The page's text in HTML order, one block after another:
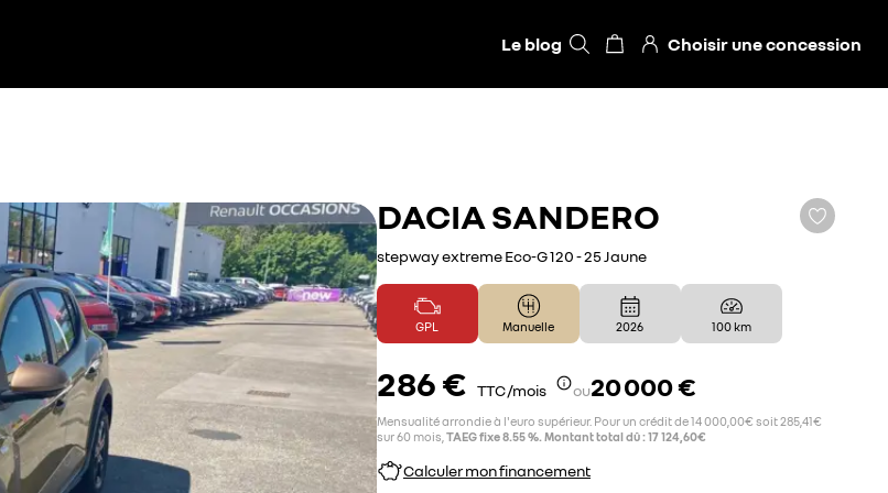
Le blog Choisir une concession
DACIASANDERO
stepway extreme Eco-G 120 - 25 Jaune
GPL Manuelle 2026 100 km
286 € TTC /mois ou20 000 €
Mensualité arrondie à l'euro supérieur. Pour un crédit de 14 000,00€ soit 285,41€
sur 60 mois, TAEG fixe 8.55 %. Montant total dû : 17 124,60€
Calculer mon financement